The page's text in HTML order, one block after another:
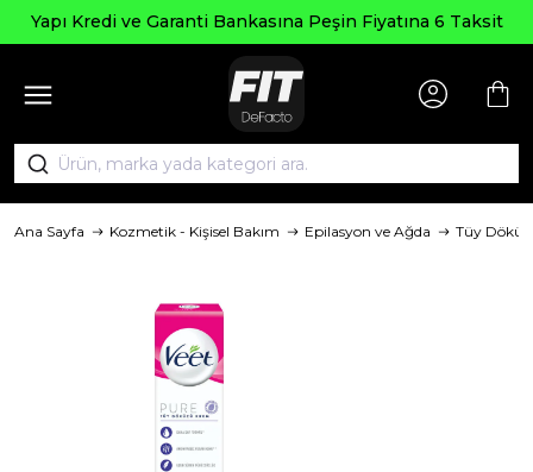
Yapı Kredi ve Garanti Bankasına Peşin Fiyatına 6 Taksit
Ana Sayfa Kozmetik - Kişisel Bakım Epilasyon ve Ağda Tüy